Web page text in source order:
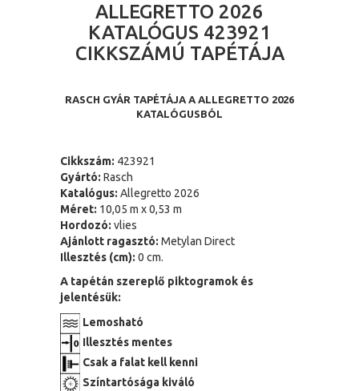
ALLEGRETTO 2026
KATALÓGUS 423921
CIKKSZÁMÚ TAPÉTÁJA
RASCH GYÁR TAPÉTÁJA A ALLEGRETTO 2026
KATALÓGUSBÓL
Cikkszám: 423921
Gyártó: Rasch
Katalógus: Allegretto 2026
Méret: 10,05 m x 0,53 m
Hordozó: vlies
Ajánlott ragasztó: Metylan Direct
Illesztés (cm): 0 cm.
A tapétán szereplő piktogramok és
jelentésük:
Lemosható
Illesztés mentes
Csak a falat kell kenni
Színtartósága kiváló